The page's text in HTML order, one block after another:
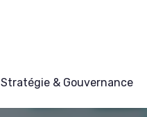
Stratégie & Gouvernance